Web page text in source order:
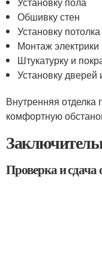
Обшивку стен
Установку потолка
Монтаж электрики
Штукатурку и
Установку
Внутренняя отделка
комфортную
Проверка и сдача